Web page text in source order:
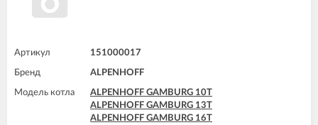
Артикул 151000017
Бренд ALPENHOFF
Модель котла
ALPENHOFF GAMBURG 10T
ALPENHOFF GAMBURG 13T
ALPENHOFF GAMBURG 16T